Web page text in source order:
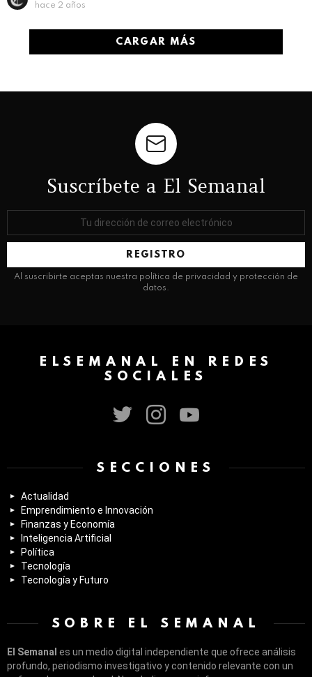
hace 2 años
CARGAR MÁS
Suscríbete a El Semanal
correo
Al suscribirte aceptas nuestra política de privacidad y protección de
datos.
ELSEMANAL EN REDES
SOCIALES
SECCIONES
Actualidad
Emprendimiento e Innovación
Finanzas y Economía
Inteligencia Artificial
Política
Tecnología
Tecnología y Futuro
SOBRE EL SEMANAL
El Semanal es un medio digital independiente que ofrece análisis
profundo, periodismo investigativo y contenido relevante con un